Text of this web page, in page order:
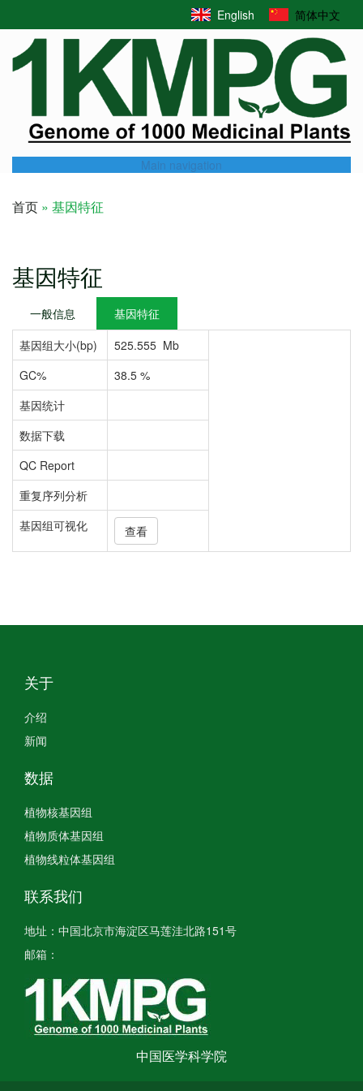
content
English 简体中文
Main navigation
首页 基因特征
基因特征
一般信息
基因特征
基因组大小(bp)
525.555 Mb
GC%
38.5 %
基因统计
数据下载
QC Report
重复序列分析
基因组可视化
查看
关于
介绍
新闻
数据
植物核基因组
植物质体基因组
植物线粒体基因组
联系我们
地址：中国北京市海淀区马莲洼北路151号
邮箱：
中国医学科学院